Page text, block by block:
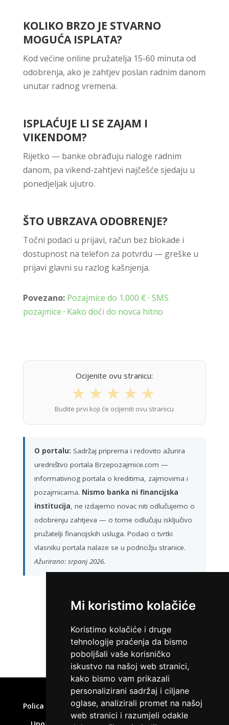
Mi koristimo kolačiće
Koristimo kolačiće i druge
tehnologije praćenja da bismo
poboljšali vaše korisničko
iskustvo na našoj web stranici,
kako bismo vam prikazali
personalizirani sadržaj i ciljane
oglase, analizirali promet na našoj
web stranici i razumjeli odakle
KOLIKO BRZO JE STVARNO
MOGUĆA ISPLATA?
Kod većine online pružatelja 15-60 minuta od
odobrenja, ako je zahtjev poslan radnim danom
unutar radnog vremena.
ISPLAĆUJE LI SE ZAJAM I
VIKENDOM?
Rijetko — banke obrađuju naloge radnim
danom, pa vikend-zahtjevi najčešće sjedaju u
ponedjeljak ujutro.
ŠTO UBRZAVA ODOBRENJE?
Točni podaci u prijavi, račun bez blokade i
dostupnost na telefon za potvrdu — greške u
prijavi glavni su razlog kašnjenja.
Povezano: Pozajmice do 1.000 € · SMS
pozajmice · Kako doći do novca hitno
Ocijenite ovu stranicu:
★ ★ ★ ★ ★
Budite prvi koji će ocijeniti ovu stranicu
O portalu: Sadržaj priprema i redovito ažurira
uredništvo portala Brzepozajmice.com —
informativnog portala o kreditima, zajmovima i
pozajmicama. Nismo banka ni financijska
institucija, ne izdajemo novac niti odlučujemo o
odobrenju zahtjeva — o tome odlučuju isključivo
pružatelji financijskih usluga. Podaci o tvrtki
vlasniku portala nalaze se u podnožju stranice.
Ažurirano: srpanj 2026.
ZATRAŽI KREDIT
Home»Brzi zajam isplata odmah
Polica privatnosti Uvjeti korištenja
Kolačići